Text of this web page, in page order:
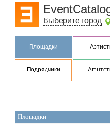
Выберите город
Площадки
Подрядчики
Площадки